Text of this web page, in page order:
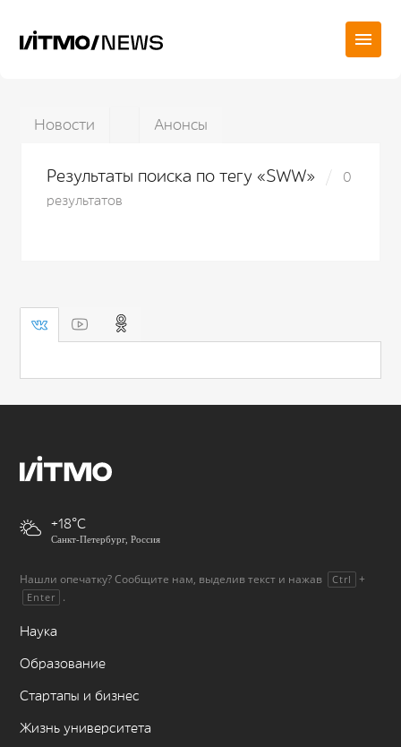
Новости Анонсы
Результаты поиска по тегу «SWW»
0
результатов
+18
Санкт-Петербург, Россия
Нашли опечатку? Сообщите нам, выделив текст и нажав Ctrl +
Enter .
Наука
Образование
Стартапы и бизнес
Жизнь университета